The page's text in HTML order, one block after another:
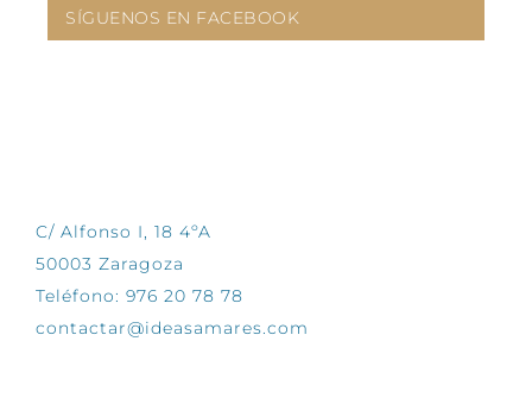
SÍGUENOS EN FACEBOOK
C/ Alfonso I, 18 4ºA
50003 Zaragoza
Teléfono: 976 20 78 78
contactar@ideasamares.com